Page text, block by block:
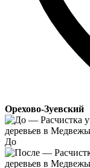
Орехово-Зуевский
До